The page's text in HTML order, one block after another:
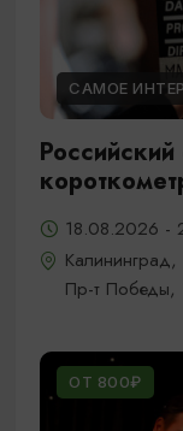
САМОЕ
18.08.2026 -
Калининград,
Пр-т Победы,
ОТ 800₽